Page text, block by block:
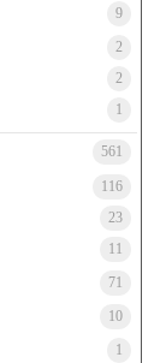
9
2
2
1
561
116
23
11
71
10
1